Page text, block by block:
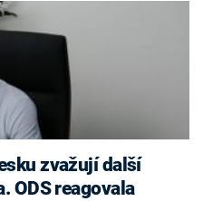
ODS reagovala